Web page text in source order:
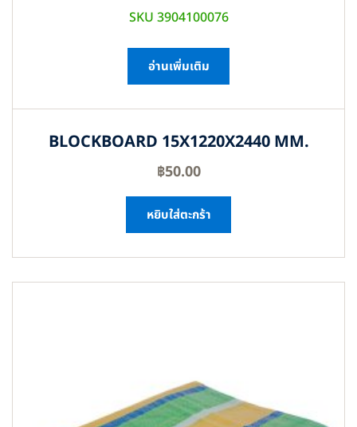
SKU 3904100076
อ่านเพิ่มเติม
BLOCKBOARD 15X1220X2440 MM.
฿50.00
หยิบใส่ตะกร้า